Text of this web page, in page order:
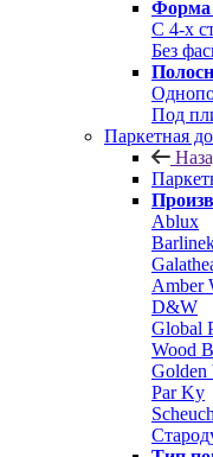
Форма
С 4-х
Без
Под
Паркетная
Ablux
Amber
D&W
Global
Wood
Golden
Par Ky